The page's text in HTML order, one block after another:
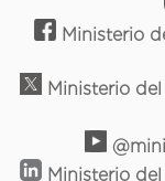
Ministerio
Ministerio
Ministerio